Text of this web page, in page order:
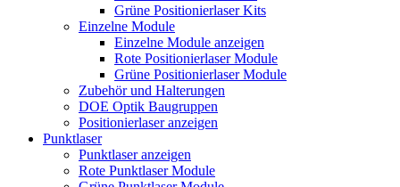
Grüne Positionierlaser Kits
Einzelne Module
Einzelne Module anzeigen
Rote Positionierlaser Module
Grüne Positionierlaser Module
Zubehör und Halterungen
DOE Optik Baugruppen
Positionierlaser anzeigen
Punktlaser
Punktlaser anzeigen
Rote Punktlaser Module